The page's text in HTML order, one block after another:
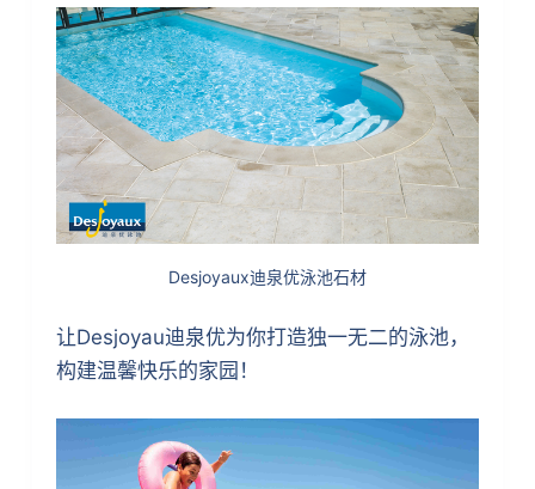
Desjoyaux迪泉优泳池石材
让Desjoyau迪泉优为你打造独一无二的泳池，
构建温馨快乐的家园！